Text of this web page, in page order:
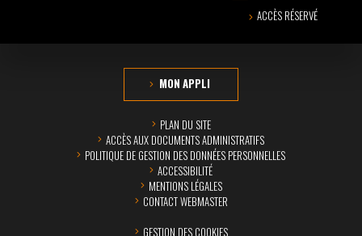
ACCÈS RÉSERVÉ
MON APPLI
PLAN DU SITE
ACCÈS AUX DOCUMENTS ADMINISTRATIFS
POLITIQUE DE GESTION DES DONNÉES PERSONNELLES
ACCESSIBILITÉ
MENTIONS LÉGALES
CONTACT WEBMASTER
GESTION DES COOKIES